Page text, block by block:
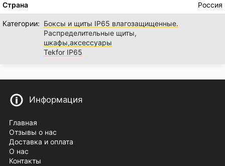
Страна Россия
Категории: Боксы и щиты IP65 влагозащищенные.
Распределительные щиты,
шкафы,аксессуары
Tekfor IP65
Информация
Главная
Отзывы о нас
Доставка и оплата
О нас
Контакты